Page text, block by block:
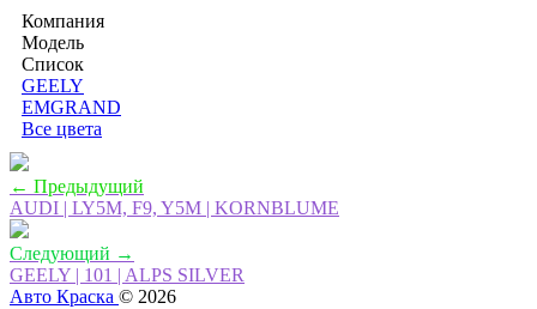
Компания
Модель
Список
GEELY
EMGRAND
Все цвета
← Предыдущий
AUDI | LY5M, F9, Y5M | KORNBLUME
Следующий →
GEELY | 101 | ALPS SILVER
Авто Краска © 2026